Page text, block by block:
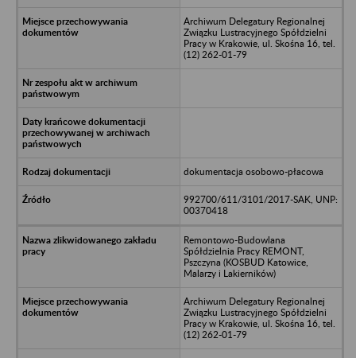
Archiwum Delegatury Regionalnej
Związku Lustracyjnego Spółdzielni
Pracy w Krakowie, ul. Skośna 16, tel.
(12) 262-01-79
dokumentacja osobowo-płacowa
992700/611/3101/2017-SAK, UNP:
00370418
Remontowo-Budowlana
Spółdzielnia Pracy REMONT,
Pszczyna (KOSBUD Katowice,
Malarzy i Lakierników)
Archiwum Delegatury Regionalnej
Związku Lustracyjnego Spółdzielni
Pracy w Krakowie, ul. Skośna 16, tel.
(12) 262-01-79